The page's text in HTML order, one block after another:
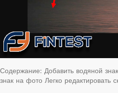
Содержание: Добавить водяной
знак на фото Легко редактировать